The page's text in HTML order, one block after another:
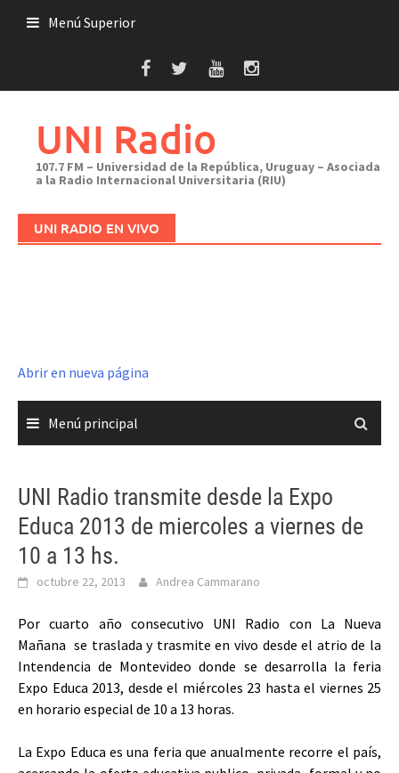
Menú Superior
UNI Radio
107.7 FM – Universidad de la República, Uruguay – Asociada
a la Radio Internacional Universitaria (RIU)
UNI RADIO EN VIVO
Abrir en nueva página
Menú principal
UNI Radio transmite desde la Expo
Educa 2013 de miercoles a viernes de
10 a 13 hs.
octubre 22, 2013 Andrea Cammarano
Por cuarto año consecutivo UNI Radio con La Nueva
Mañana se traslada y trasmite en vivo desde el atrio de la
Intendencia de Montevideo donde se desarrolla la feria
Expo Educa 2013, desde el miércoles 23 hasta el viernes 25
en horario especial de 10 a 13 horas.
La Expo Educa es una feria que anualmente recorre el país,